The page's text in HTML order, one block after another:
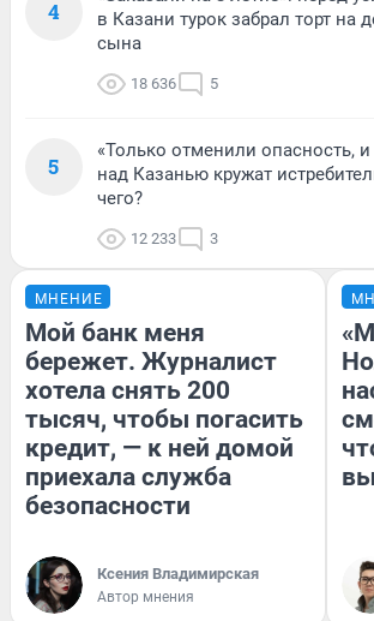
4
в Казани турок забрал торт на
сына
18 636 5
5
«Только отменили опасность,
над Казанью кружат
чего?
12 233 3
МНЕНИЕ
Мой банк меня
бережет. Журналист
хотела снять 200
тысяч, чтобы погасить
кредит, — к ней домой
приехала служба
безопасности
Ксения Владимирская
Автор мнения